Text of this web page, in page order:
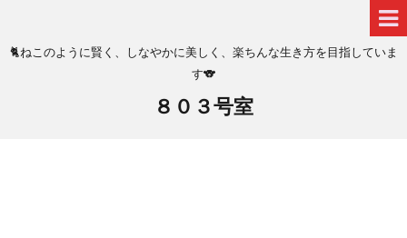
🐈ねこのように賢く、しなやかに美しく、楽ちんな生き方を目指していま
す🐨
８０３号室